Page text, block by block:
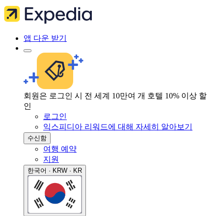
앱 다운 받기
회원은 로그인 시 전 세계 10만여 개 호텔 10% 이상 할
인
로그인
익스피디아 리워드에 대해 자세히 알아보기
수신함
여행 예약
지원
한국어 · KRW · KR